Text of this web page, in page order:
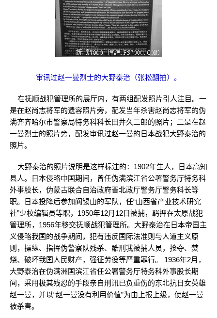
审讯过赵一曼烈士的大野泰治（张松翻拍）。
在抚顺战犯管理所的展厅内，有两组配发照片引人注目。一
是在赵尚志将军的遗容照片旁，配发当年杀害赵尚志将军的伪
满齐齐哈尔市警察局特务科科长田井久二郎的照片；二是在赵
一曼烈士的照片旁，配发审讯过赵一曼的日本战犯大野泰治的
照片。
大野泰治的照片说明是这样标注的：1902年生人，日本高知
县人。日本侵略中国期间，曾任伪满滨江省公署警务厅特务科
外事股长，伪蒙古联合自治政府晋北政厅警务厅警务科长等
职。日本投降后参加阎锡山的军队，任“山西省产业技术研究
社”少校编辑员等职，1950年12月12日被捕，羁押在太原战犯
管理所，1956年移交抚顺战犯管理所。大野泰治在日本帝国主
义侵略我国的战争期间，犯有违反国际法准则与人道主义原
则，操纵、指挥伪警察队残杀、酷刑我被捕人员，抢夺、焚
烧、破坏我国人民财产，强征劳役等严重罪行。 1936年2月，
大野泰治在伪满洲国滨江省任公署警务厅特务科外事股长期
间，采用极其残忍的手段亲自刑讯已负重伤的东北抗日女英雄
赵一曼，并以“赵一曼没有利用价值”为由上报上级，使赵一曼
被杀害。